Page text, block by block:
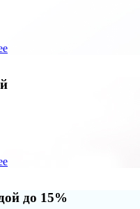
до 15%